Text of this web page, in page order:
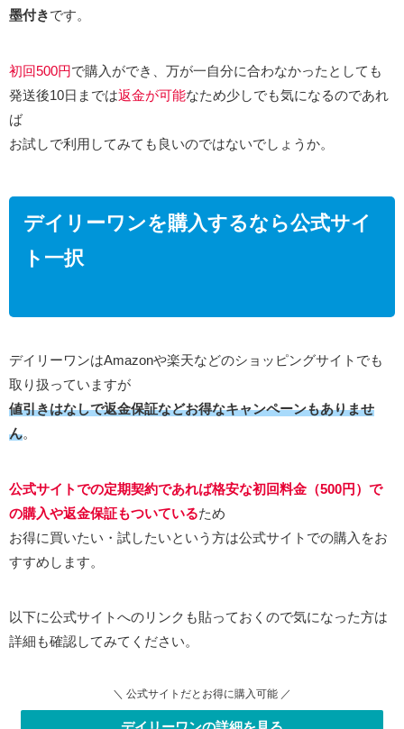
墨付きです。
初回500円で購入ができ、万が一自分に合わなかったとしても
発送後10日までは返金が可能なため少しでも気になるのであれ
ば
お試しで利用してみても良いのではないでしょうか。
デイリーワンを購入するなら公式サイ
ト一択
デイリーワンはAmazonや楽天などのショッピングサイトでも
取り扱っていますが
値引きはなしで返金保証などお得なキャンペーンもありませ
ん。
公式サイトでの定期契約であれば格安な初回料金（500円）で
の購入や返金保証もついているため
お得に買いたい・試したいという方は公式サイトでの購入をお
すすめします。
以下に公式サイトへのリンクも貼っておくので気になった方は
詳細も確認してみてください。
＼ 公式サイトだとお得に購入可能 ／